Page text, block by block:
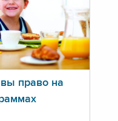
право на